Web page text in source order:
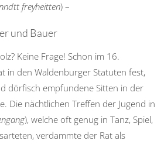
freyheitten) –
und Bauer
Keine Frage! Schon im 16.
in den Waldenburger Statuten fest,
dörfisch empfundene Sitten in der
Die nächtlichen Treffen der Jugend in
), welche oft genug in Tanz, Spiel,
verdammte der Rat als